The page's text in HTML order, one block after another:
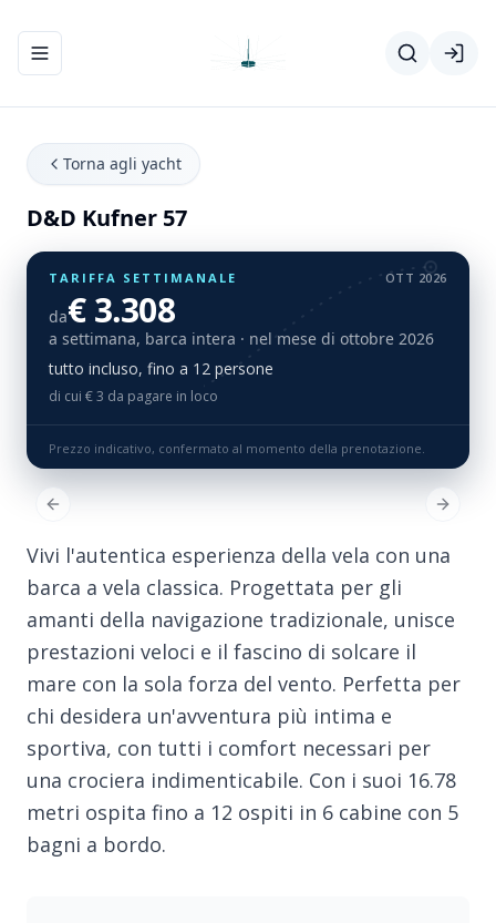
Apri/chiudi menu di navigazione
Torna agli yacht
D&D Kufner 57
TARIFFA SETTIMANALE OTT 2026
da€ 3.308
a settimana, barca intera · nel mese di ottobre 2026
tutto incluso, fino a 12 persone
di cui € 3 da pagare in loco
Prezzo indicativo, confermato al momento della prenotazione.
Previous Slide Next
Vivi l'autentica esperienza della vela con una
barca a vela classica. Progettata per gli
amanti della navigazione tradizionale, unisce
prestazioni veloci e il fascino di solcare il
mare con la sola forza del vento. Perfetta per
chi desidera un'avventura più intima e
sportiva, con tutti i comfort necessari per
una crociera indimenticabile. Con i suoi 16.78
metri ospita fino a 12 ospiti in 6 cabine con 5
bagni a bordo.